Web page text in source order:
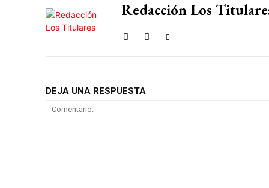
Redacción Los
DEJA UNA RESPUESTA